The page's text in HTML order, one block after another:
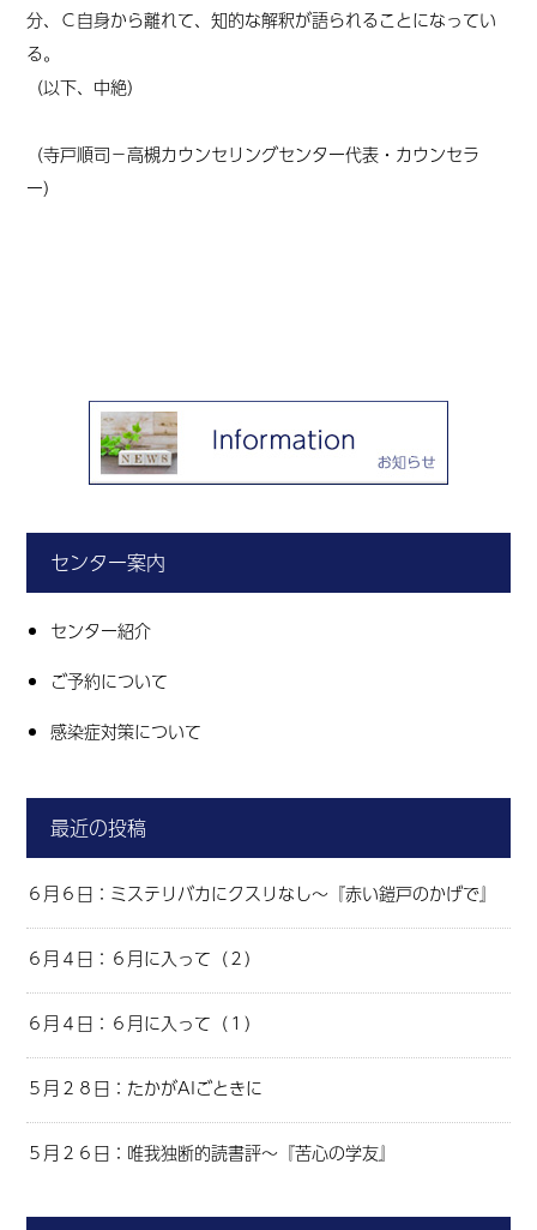
分、Ｃ自身から離れて、知的な解釈が語られることになってい
る。
（以下、 中絶）
（寺戸順司－高槻カウンセリングセンター代表・カウンセラ
ー）
センター案内
センター紹介
ご予約について
感染症対策について
最近の投稿
６月６日：ミステリバカにクスリなし～『赤い鎧戸のかげで』
６月４日：６月に入って（２）
６月４日：６月に入って（１）
５月２８日：たかがAIごときに
５月２６日：唯我独断的読書評～『苦心の学友』